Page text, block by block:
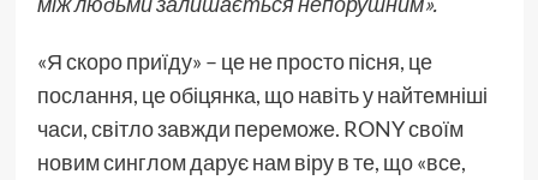
«Я скоро приїду» – це не просто пісня, це
послання, це обіцянка, що навіть у найтемніші
часи, світло завжди переможе. RONY своїм
новим синглом дарує нам віру в те, що «все,